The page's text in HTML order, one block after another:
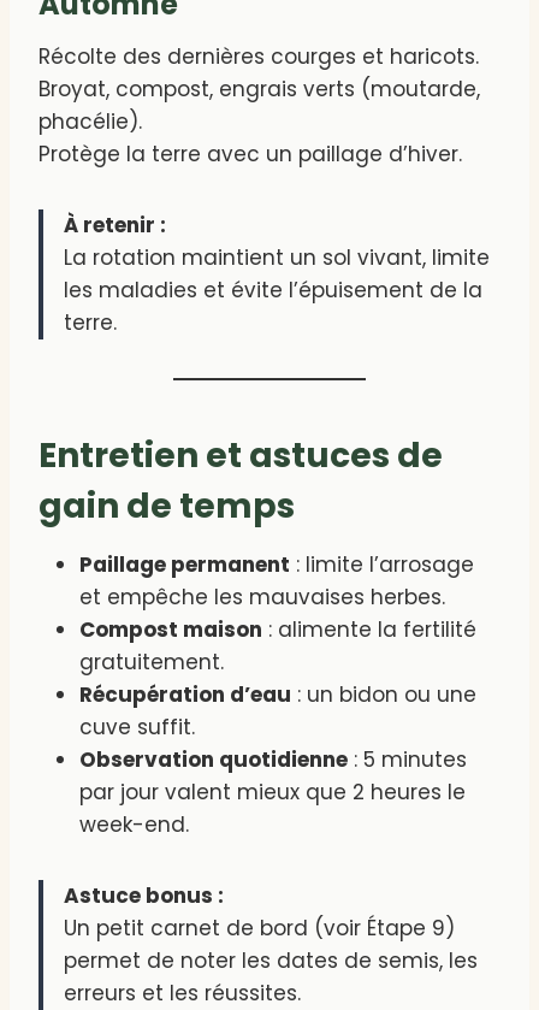
Récolte des dernières courges et haricots.
Broyat, compost, engrais verts (moutarde,
phacélie).
Protège la terre avec un paillage d’hiver.
À retenir :
La rotation maintient un sol vivant, limite
les maladies et évite l’épuisement de la
terre.
Entretien et astuces de
gain de temps
Paillage permanent : limite l’arrosage
et empêche les mauvaises herbes.
Compost maison : alimente la fertilité
gratuitement.
Récupération d’eau : un bidon ou une
cuve suffit.
Observation quotidienne : 5 minutes
par jour valent mieux que 2 heures le
week-end.
Astuce bonus :
Un petit carnet de bord (voir Étape 9)
permet de noter les dates de semis, les
erreurs et les réussites.